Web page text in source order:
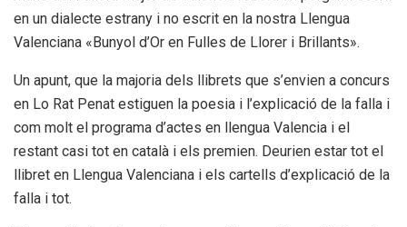
en un dialecte estrany i no escrit en la nostra Llengua
Valenciana «Bunyol d’Or en Fulles de Llorer i Brillants».
Un apunt, que la majoria dels llibrets que s’envien a concurs
en Lo Rat Penat estiguen la poesia i l’explicació de la falla i
com molt el programa d’actes en llengua Valencia i el
restant casi tot en català i els premien. Deurien estar tot el
llibret en Llengua Valenciana i els cartells d’explicació de la
falla i tot.